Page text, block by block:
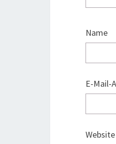
Name
E-Mail-
Website